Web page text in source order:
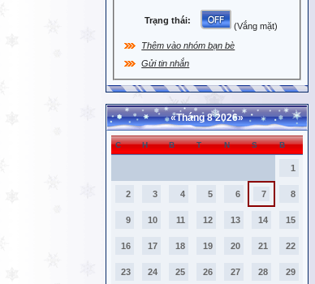
Trạng thái:
(Vắng mặt)
Thêm vào nhóm bạn bè
Gửi tin nhắn
«Tháng 8 2026»
C H B T N S B
1
2 3 4 5 6 7 8
9 10 11 12 13 14 15
16 17 18 19 20 21 22
23 24 25 26 27 28 29